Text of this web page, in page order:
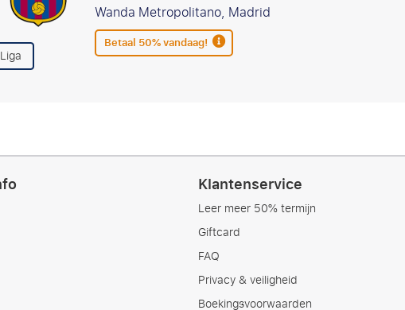
Wanda Metropolitano, Madrid
Betaal 50% vandaag!
Klantenservice
Leer meer 50% termijn
Giftcard
FAQ
Privacy & veiligheid
Boekingsvoorwaarden